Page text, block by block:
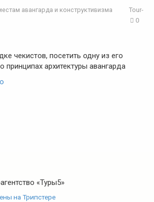
авангарда и конструктивизма
Tour-
0
чекистов, посетить одну из его
принципах архитектуры авангарда
«Туры5»
на Трипстере